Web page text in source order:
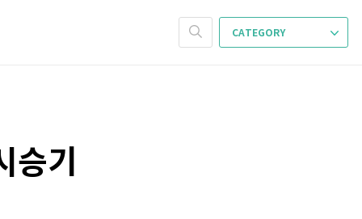
CATEGORY
기